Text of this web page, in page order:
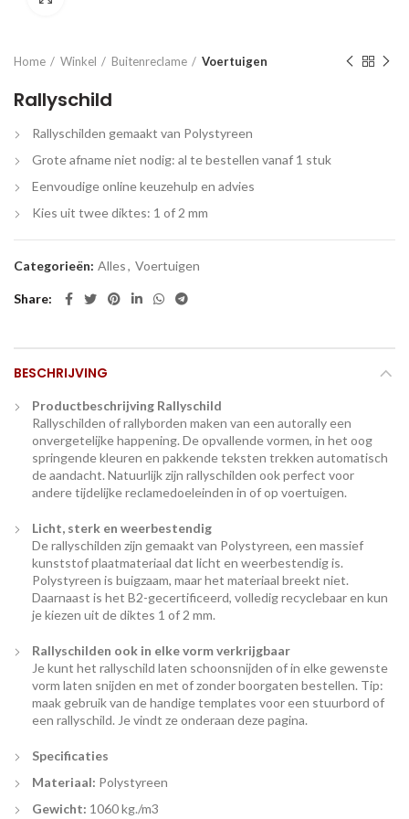
Home Winkel Buitenreclame Voertuigen
Rallyschild
Rallyschilden gemaakt van Polystyreen
Grote afname niet nodig: al te bestellen vanaf 1 stuk
Eenvoudige online keuzehulp en advies
Kies uit twee diktes: 1 of 2 mm
Categorieën: Alles, Voertuigen
Share
BESCHRIJVING
Productbeschrijving Rallyschild
Rallyschilden of rallyborden maken van een autorally een
onvergetelijke happening. De opvallende vormen, in het oog
springende kleuren en pakkende teksten trekken automatisch
de aandacht. Natuurlijk zijn rallyschilden ook perfect voor
andere tijdelijke reclamedoeleinden in of op voertuigen.
Licht, sterk en weerbestendig
De rallyschilden zijn gemaakt van Polystyreen, een massief
kunststof plaatmateriaal dat licht en weerbestendig is.
Polystyreen is buigzaam, maar het materiaal breekt niet.
Daarnaast is het B2-gecertificeerd, volledig recyclebaar en kun
je kiezen uit de diktes 1 of 2 mm.
Rallyschilden ook in elke vorm verkrijgbaar
Je kunt het rallyschild laten schoonsnijden of in elke gewenste
vorm laten snijden en met of zonder boorgaten bestellen. Tip:
maak gebruik van de handige templates voor een stuurbord of
een rallyschild. Je vindt ze onderaan deze pagina.
Specificaties
Materiaal: Polystyreen
Gewicht: 1060 kg./m3